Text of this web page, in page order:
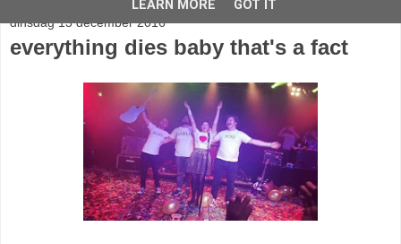
dinsdag 13 december 2016
everything dies baby that's a fact
LEARN MORE GOT IT